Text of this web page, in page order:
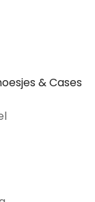
& Cases